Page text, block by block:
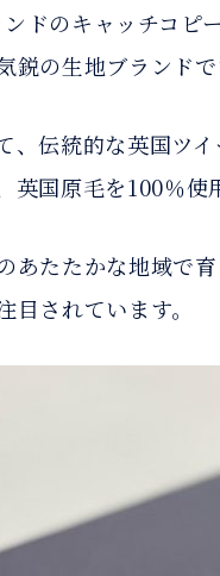
ンドのキャッチ
の生地ブランドで
伝統的な英国ツ
国原毛を100％使
たたかな地域で
されています。